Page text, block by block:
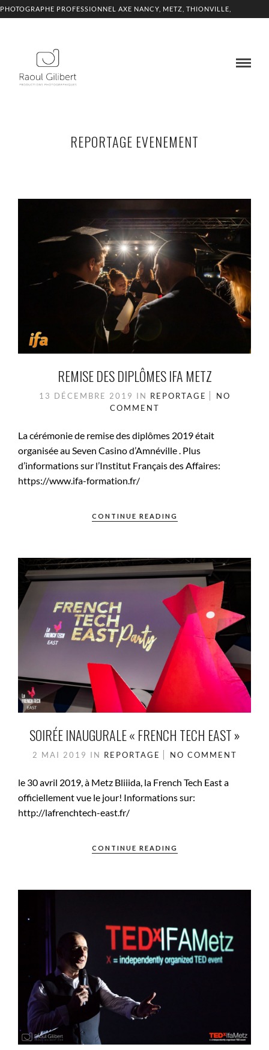
PHOTOGRAPHE PROFESSIONNEL AXE NANCY, METZ, THIONVILLE,
REPORTAGE EVENEMENT
REMISE DES DIPLÔMES IFA METZ
13 DÉCEMBRE 2019 IN REPORTAGE
NO
COMMENT
La cérémonie de remise des diplômes 2019 était
organisée au Seven Casino d’Amnéville . Plus
d’informations sur l’Institut Français des Affaires:
https://www.ifa-formation.fr/
CONTINUE READING
SOIRÉE INAUGURALE « FRENCH TECH EAST »
2 MAI 2019 IN REPORTAGE NO COMMENT
le 30 avril 2019, à Metz Bliiida, la French Tech East a
officiellement vue le jour! Informations sur:
http://lafrenchtech-east.fr/
CONTINUE READING